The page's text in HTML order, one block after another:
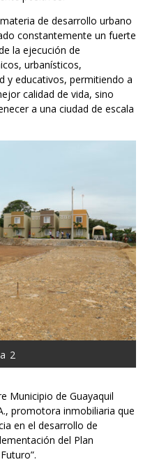
de desarrollo urbano
constantemente un fuerte
la ejecución de
urbanísticos,
y educativos, permitiendo a
calidad de vida, sino
a una ciudad de escala
2
Municipio de Guayaquil
promotora inmobiliaria que
en el desarrollo de
del Plan